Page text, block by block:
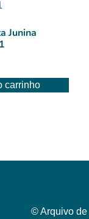
Junina
carrinho
© Arquivo de